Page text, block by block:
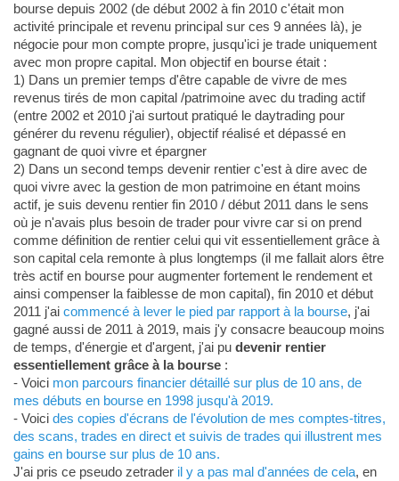
bourse depuis 2002 (de début 2002 à fin 2010 c'était mon
activité principale et revenu principal sur ces 9 années là), je
négocie pour mon compte propre, jusqu'ici je trade uniquement
avec mon propre capital. Mon objectif en bourse était :
1) Dans un premier temps d'être capable de vivre de mes
revenus tirés de mon capital /patrimoine avec du trading actif
(entre 2002 et 2010 j'ai surtout pratiqué le daytrading pour
générer du revenu régulier), objectif réalisé et dépassé en
gagnant de quoi vivre et épargner
2) Dans un second temps devenir rentier c'est à dire avec de
quoi vivre avec la gestion de mon patrimoine en étant moins
actif, je suis devenu rentier fin 2010 / début 2011 dans le sens
où je n'avais plus besoin de trader pour vivre car si on prend
comme définition de rentier celui qui vit essentiellement grâce à
son capital cela remonte à plus longtemps (il me fallait alors être
très actif en bourse pour augmenter fortement le rendement et
ainsi compenser la faiblesse de mon capital), fin 2010 et début
2011 j'ai commencé à lever le pied par rapport à la bourse, j'ai
gagné aussi de 2011 à 2019, mais j'y consacre beaucoup moins
de temps, d'énergie et d'argent, j'ai pu devenir rentier
essentiellement grâce à la bourse:
- Voici mon parcours financier détaillé sur plus de 10 ans, de
mes débuts en bourse en 1998 jusqu'à 2019.
- Voici des copies d'écrans de l'évolution de mes comptes-titres,
des scans, trades en direct et suivis de trades qui illustrent mes
gains en bourse sur plus de 10 ans.
J'ai pris ce pseudo zetrader il y a pas mal d'années de cela, en